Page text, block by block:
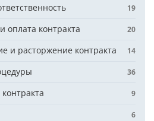
19
оплата контракта 20
и расторжение контракта 14
36
9
6